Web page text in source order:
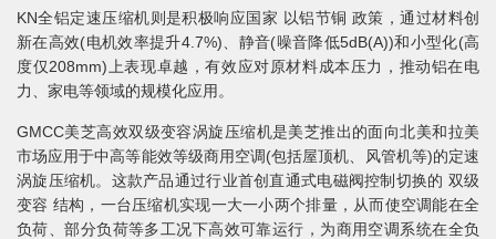
KN全铝定速压缩机则是积极响应国家 以铝节铜 政策，通过材料创
新在高效(电机效率提升4.7%)、静音(噪音降低5dB(A))和小型化(高
度仅208mm)上表现卓越，有效应对原材料成本压力，推动铝在电
力、家电等领域的规模化应用。
GMCC美芝高效双级变容涡旋压缩机是美芝推出的面向北美和拉美
市场应用于中高等能效等级商用空调(包括屋顶机、风管机等)的定速
涡旋压缩机。这款产品通过行业首创直通式电磁阀控制切换的 双级
变容 结构，一台压缩机实现一大一小两个排量，从而使空调能在全
负荷、部分负荷等多工况下高效可靠运行，为商用空调系统在全负